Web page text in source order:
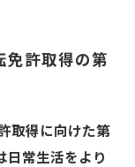
免許取得の第
取得に向けた第
日常生活をより